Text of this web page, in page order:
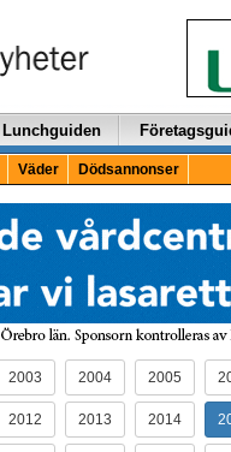
Lunchguiden
Väder Dödsannonser
2003 2004 2005
2012 2013 2014